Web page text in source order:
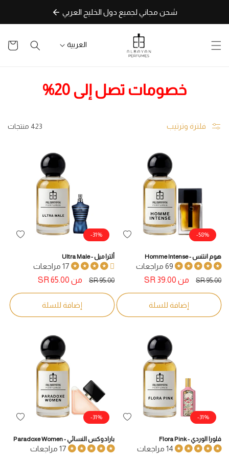
شحن مجاني لجميع دول الخليج العربي
العربية
التسوق
ا
ت
ي
ف
:
خصومات تصل إلى 20%
فلترة وترتيب 423 منتجات
58%-
لقائمة
الرغبات
هوم انتنس - Homme Intense
69 مراجعات
السعر
المبدئي
95.00 SR
سعر
البيع
من 39.00 SR
إضافة للسلة
31%-
ألترا ميل - Ultra Male
17 مراجعات
السعر
المبدئي
95.00 SR
سعر
البيع
من 65.00 SR
إضافة للسلة
31%-
الرغبات
فلورا الوردي - Flora Pink
14 مراجعات
31%-
الرغبات
بارادوكس النسائي - Paradoxe Women
17 مراجعات